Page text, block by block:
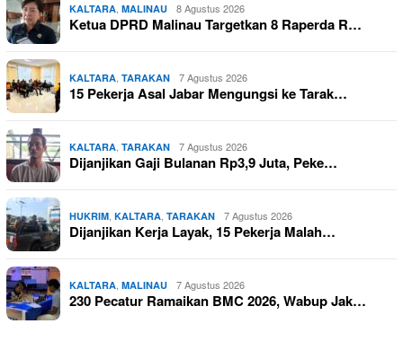
KALTARA, MALINAU 8 Agustus 2026
Ketua DPRD Malinau Targetkan 8 Raperda R…
KALTARA, TARAKAN 7 Agustus 2026
15 Pekerja Asal Jabar Mengungsi ke Tarak…
KALTARA, TARAKAN 7 Agustus 2026
Dijanjikan Gaji Bulanan Rp3,9 Juta, Peke…
HUKRIM, KALTARA, TARAKAN 7 Agustus 2026
Dijanjikan Kerja Layak, 15 Pekerja Malah…
KALTARA, MALINAU 7 Agustus 2026
230 Pecatur Ramaikan BMC 2026, Wabup Jak…